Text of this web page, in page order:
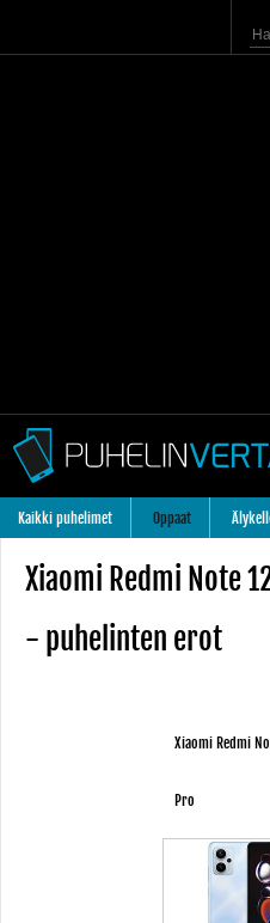
Kaikki puhelimet Oppaat
Xiaomi Redmi Note
- puhelinten erot
Xiaomi Redmi
Pro